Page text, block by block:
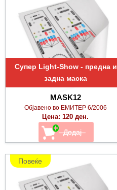
Супер Light-Show - предна и
задна маска
MASK12
Објавено во ЕМИТЕР 6/2006
Цена: 120 ден.
Повеќе